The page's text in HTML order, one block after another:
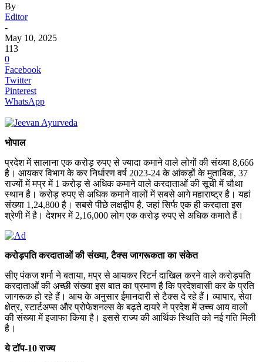
By
Editor
-
May 10, 2025
113
0
Facebook
Twitter
Pinterest
WhatsApp
भोपाल
प्रदेश में सालाना एक करोड़ रुपए से ज्यादा कमाने वाले लोगों की संख्या 8,666
है। आयकर विभाग के कर निर्धारण वर्ष 2023-24 के आंकड़ों के मुताबिक, 37
राज्यों में मप्र में 1 करोड़ से अधिक कमाने वाले करदाताओं की सूची में चौथा
स्थान है। करोड़ रुपए से अधिक कमाने वालों में सबसे आगे महाराष्ट्र है। यहां
संख्या 1,24,800 है। सबसे पीछे लक्षद्वीप है, जहां सिर्फ एक ही करदाता इस
श्रेणी में है। देशभर में 2,16,000 लोग एक करोड़ रुपए से अधिक कमाते हैं।
करोड़पति करदाताओं की संख्या, टैक्स जागरूकता का संकेत
सीए पंकज शर्मा ने बताया, मप्र से आयकर रिटर्न दाखिल करने वाले करोड़पति
करदाताओं की अच्छी संख्या इस बात का प्रमाण है कि प्रदेशवासी कर के प्रति
जागरूक हो रहे हैं। आय के अनुसार ईमानदारी से टैक्स दे रहे हैं। व्यापार, सेवा
क्षेत्र, स्टार्टअप्स और प्रोफेशनल्स के बढ़ते दायरे ने प्रदेश में उच्च आय वालों
की संख्या में इजाफा किया है। इससे राज्य की आर्थिक स्थिति को नई गति मिली
है।
ये टॉप-10 राज्य